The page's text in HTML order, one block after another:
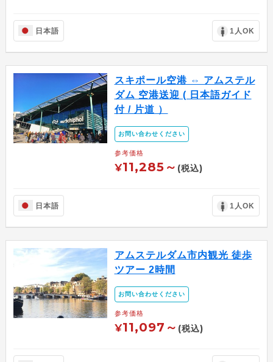
日本語 1人OK
スキポール空港 ⇔ アムステル
ダム 空港送迎 ( 日本語ガイド
付 / 片道 ）
お問い合わせください
参考価格
¥11,285～ (税込)
日本語 1人OK
アムステルダム市内観光 徒歩
ツアー 2時間
お問い合わせください
参考価格
¥11,097～ (税込)